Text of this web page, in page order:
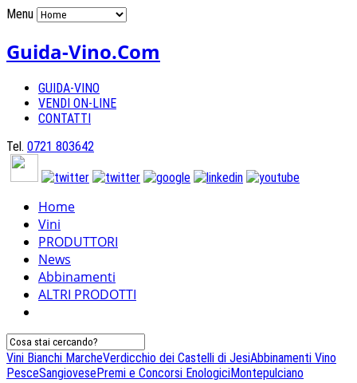
Menu
Guida-Vino.Com
GUIDA-VINO
VENDI ON-LINE
CONTATTI
Tel. 0721 803642
Home
Vini
PRODUTTORI
News
Abbinamenti
ALTRI PRODOTTI
Vini Bianchi MarcheVerdicchio dei Castelli di JesiAbbinamenti Vino
PesceSangiovesePremi e Concorsi EnologiciMontepulciano